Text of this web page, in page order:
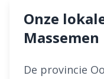
Onze
Massemen
De provincie